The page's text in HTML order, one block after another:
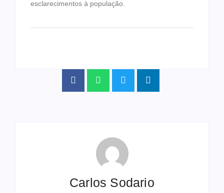
esclarecimentos à população.
Carlos Sodario